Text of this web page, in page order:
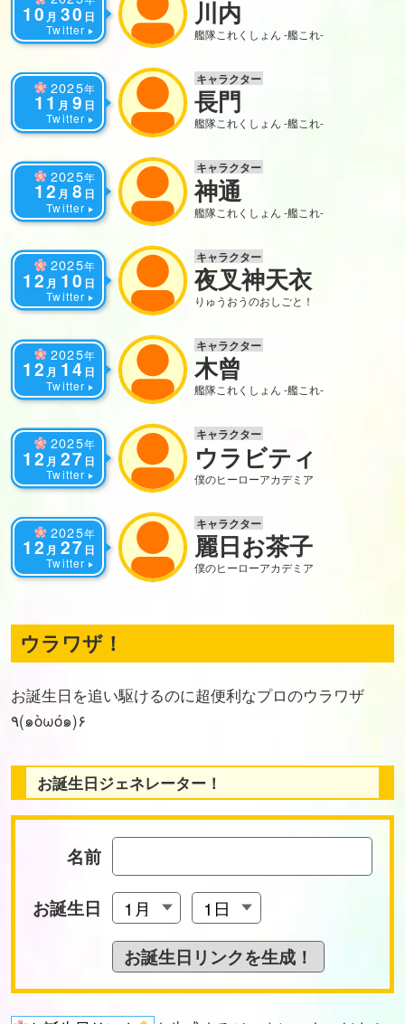
10月 30 日
Twitter
川内
艦隊これくしょん -艦これ-
2025年
11 月 9 日
Twitter
キャラクター
長門
艦隊これくしょん -艦これ-
2025年
12 月 8 日
Twitter
キャラクター
神通
艦隊これくしょん -艦これ-
2025年
12 月 10 日
Twitter
キャラクター
夜叉神天衣
りゅうおうのおしごと！
2025年
12 月 14 日
Twitter
キャラクター
木曾
艦隊これくしょん -艦これ-
2025年
12月 27 日
Twitter
キャラクター
ウラビティ
僕のヒーローアカデミア
2025年
12 月 27 日
Twitter
キャラクター
麗日お茶子
僕のヒーローアカデミア
ウラワザ！
お誕生日を追い駆けるのに超便利なプロのウラワザ
٩(๑òωó๑)۶
お誕生日ジェネレーター！
名前
お誕生日